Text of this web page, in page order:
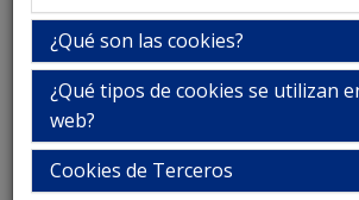
¿Qué son las cookies?
¿Qué tipos de cookies se utilizan
web?
Cookies de Terceros
Contraseña
¿Olvidó su contraseña?